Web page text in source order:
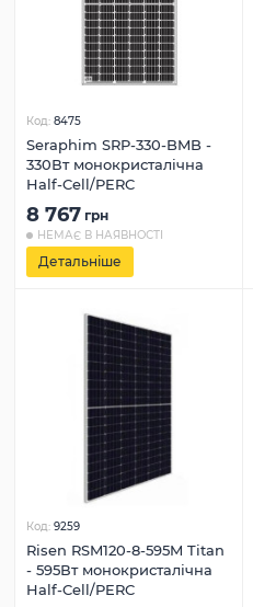
Код: 8475
Seraphim SRP-330-BMB -
330Вт монокристалічна
Half-Cell/PERC
8 767 грн
НЕМАЄ В НАЯВНОСТІ
Детальніше
Код: 9259
Risen RSM120-8-595M Titan
- 595Вт монокристалічна
Half-Cell/PERC